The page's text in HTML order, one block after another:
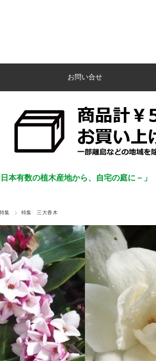
お問い合せ
日本有数の植木産地から、自宅の庭に－」
特集 特集 三大香木